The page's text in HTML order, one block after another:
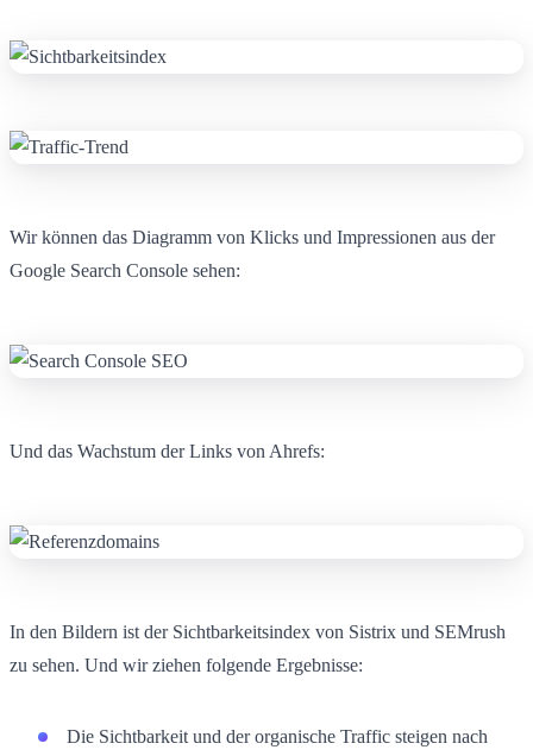
Wir können das Diagramm von Klicks und Impressionen aus der
Google Search Console sehen:
Und das Wachstum der Links von Ahrefs:
In den Bildern ist der Sichtbarkeitsindex von Sistrix und SEMrush
zu sehen. Und wir ziehen folgende Ergebnisse:
Die Sichtbarkeit und der organische Traffic steigen nach